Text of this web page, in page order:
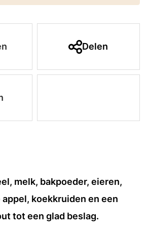
Delen
melk, bakpoeder, eieren,
koekkruiden en een
tot een glad beslag.